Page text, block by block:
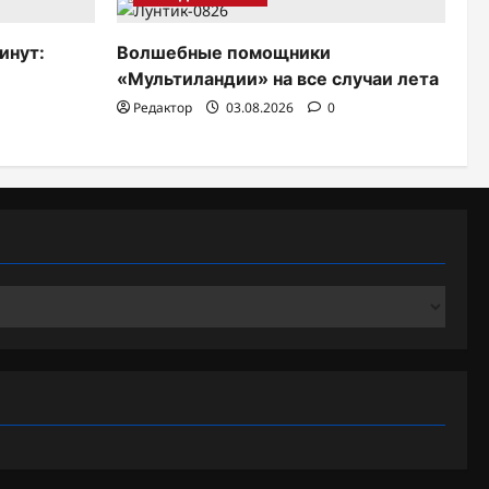
Волшебные помощники
«Мультиландии» на все случаи лета
Редактор 03.08.2026 0